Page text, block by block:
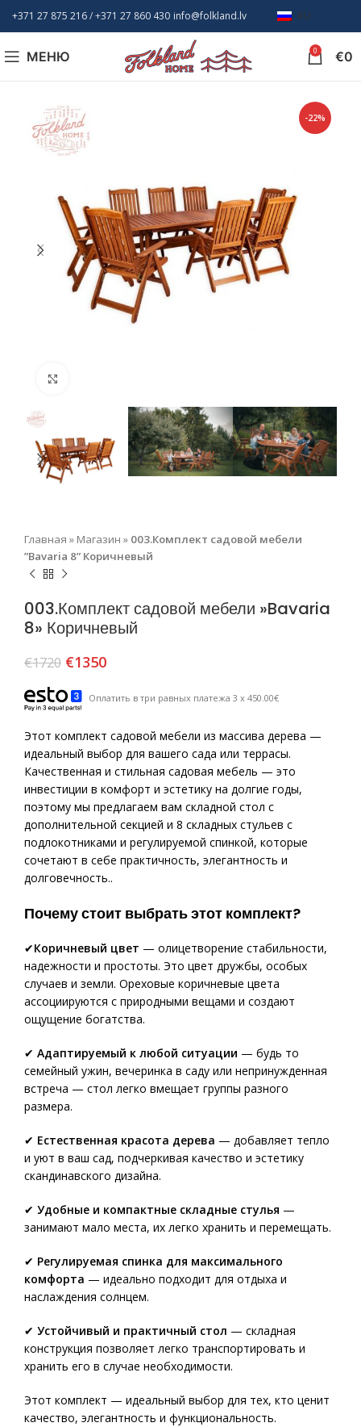
+371 27 875 216/ +371 27 860 430 info@folkland.lv RU
МЕНЮ 0 €0
-22%
Главная » Магазин » 003.Комплект садовой мебели
”Bavaria 8” Коричневый
003.Комплект садовой мебели »Bavaria
8» Коричневый
€1720 €1350
Оплатить в три равных платежа 3 x 450.00€
Этот комплект садовой мебели из массива дерева —
идеальный выбор для вашего сада или террасы.
Качественная и стильная садовая мебель — это
инвестиции в комфорт и эстетику на долгие годы,
поэтому мы предлагаем вам складной стол с
дополнительной секцией и 8 складных стульев с
подлокотниками и регулируемой спинкой, которые
сочетают в себе практичность, элегантность и
долговечность..
Почему стоит выбрать этот комплект?
✔Коричневый цвет — олицетворение стабильности,
надежности и простоты. Это цвет дружбы, особых
случаев и земли. Ореховые коричневые цвета
ассоциируются с природными вещами и создают
ощущение богатства.
✔ Адаптируемый к любой ситуации — будь то
семейный ужин, вечеринка в саду или непринужденная
встреча — стол легко вмещает группы разного
размера.
✔ Естественная красота дерева — добавляет тепло
и уют в ваш сад, подчеркивая качество и эстетику
скандинавского дизайна.
✔ Удобные и компактные складные стулья —
занимают мало места, их легко хранить и перемещать.
✔ Регулируемая спинка для максимального
комфорта — идеально подходит для отдыха и
наслаждения солнцем.
✔ Устойчивый и практичный стол — складная
конструкция позволяет легко транспортировать и
хранить его в случае необходимости.
Этот комплект — идеальный выбор для тех, кто ценит
качество, элегантность и функциональность.